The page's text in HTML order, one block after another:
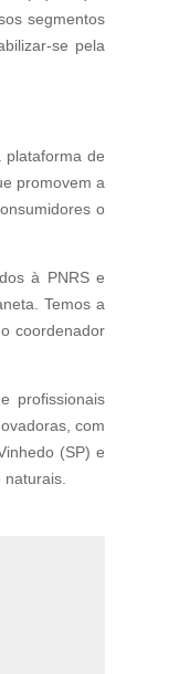
segmentos
se pela
plataforma de
promovem a
o
à PNRS e
Temos a
coordenador
profissionais
com
(SP) e